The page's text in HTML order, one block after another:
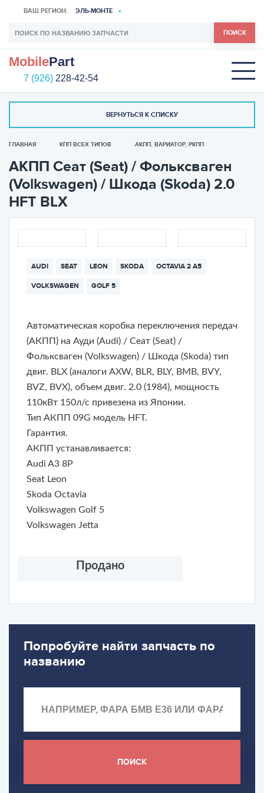
ВАШ РЕГИОН: ЭЛЬ-МОНТЕ
ПОИСК
MobilePart
7 (926) 228-42-54
ВЕРНУТЬСЯ К СПИСКУ
ГЛАВНАЯ КПП ВСЕХ ТИПОВ АКПП, ВАРИАТОР, РКПП
АКПП Сеат (Seat) / Фольксваген
(Volkswagen) / Шкода (Skoda) 2.0
HFT BLX
AUDI SEAT LEON SKODA OCTAVIA 2 A5
VOLKSWAGEN GOLF 5
Автоматическая коробка переключения передач
(АКПП) на Ауди (Audi) / Сеат (Seat) /
Фольксваген (Volkswagen) / Шкода (Skoda) тип
двиг. BLX (аналоги AXW, BLR, BLY, BMB, BVY,
BVZ, BVX), объем двиг. 2.0 (1984), мощность
110кВт 150л/с привезена из Японии.
Тип АКПП 09G модель HFT.
Гарантия.
АКПП устанавливается:
Audi A3 8P
Seat Leon
Skoda Octavia
Volkswagen Golf 5
Volkswagen Jetta
Продано
Попробуйте найти запчасть по
названию
ПОИСК